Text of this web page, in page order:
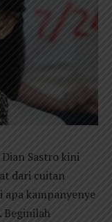
Sastro kini
dari cuitan
kampanyenye
Beginilah